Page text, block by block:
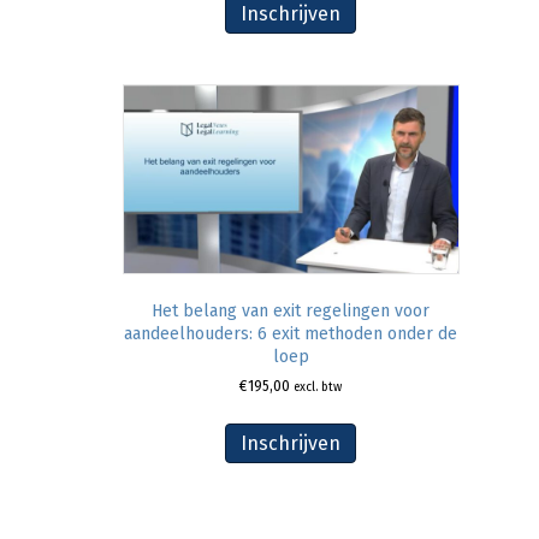
Inschrijven
Het belang van exit regelingen voor
aandeelhouders: 6 exit methoden onder de
loep
€195,00 excl. btw
Inschrijven